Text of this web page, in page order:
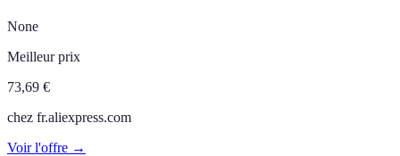
None
Meilleur prix
73,69 €
chez fr.aliexpress.com
Voir l'offre →